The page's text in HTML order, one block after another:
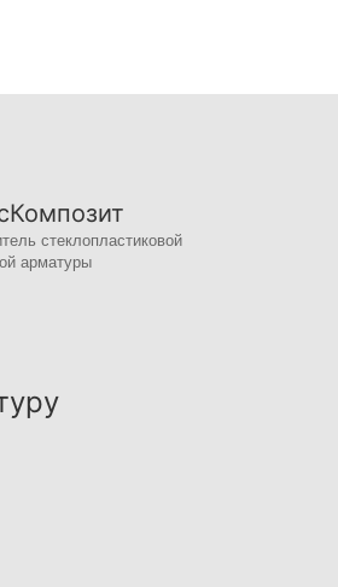
стеклопластиковой
арматуры